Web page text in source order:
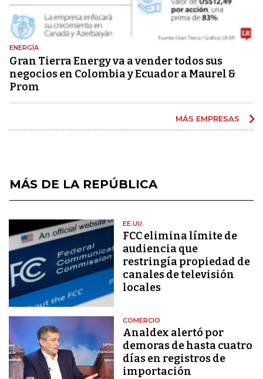
ENERGÍA
Gran Tierra Energy va a vender todos sus
negocios en Colombia y Ecuador a Maurel &
Prom
MÁS EMPRESAS
MÁS DE LA REPÚBLICA
EE.UU.
FCC elimina límite de
audiencia que
restringía propiedad de
canales de televisión
locales
COMERCIO
Analdex alertó por
demoras de hasta cuatro
días en registros de
importación